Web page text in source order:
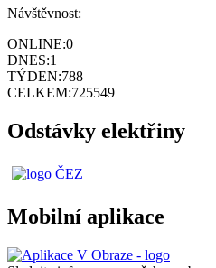
Návštěvnost:
ONLINE:0
DNES:1
TÝDEN:788
CELKEM:725549
Odstávky elektřiny
Mobilní aplikace